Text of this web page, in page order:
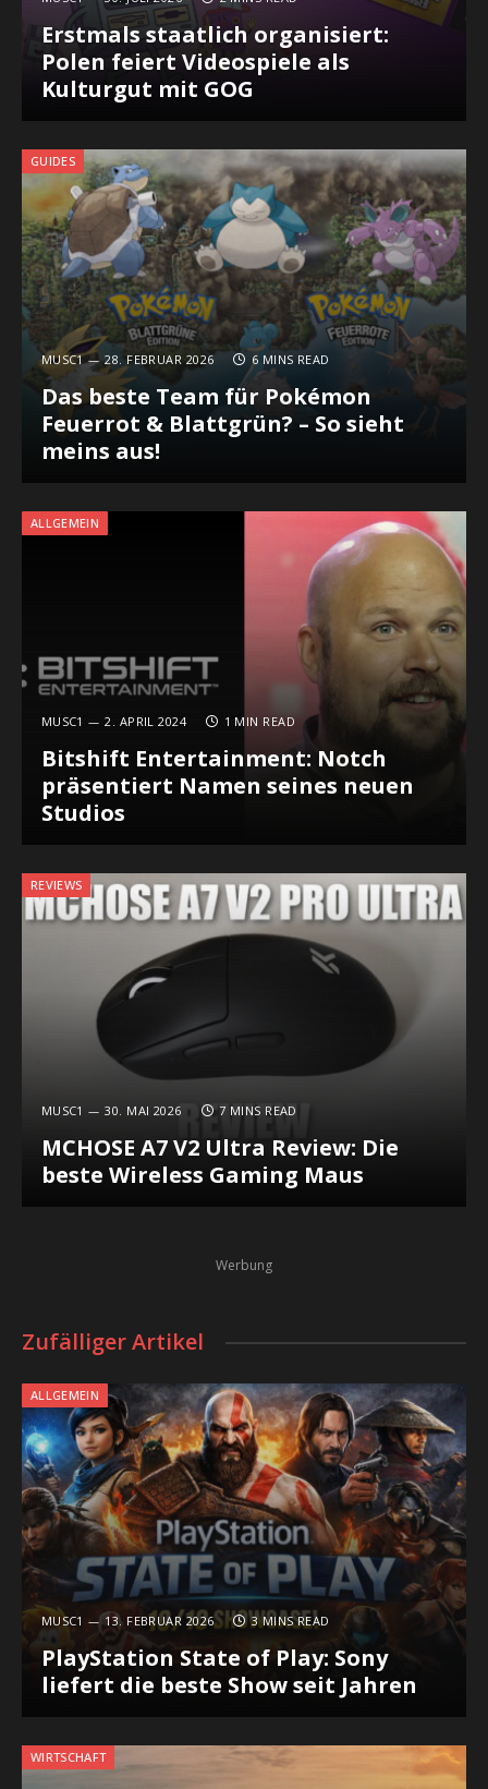
Erstmals staatlich organisiert:
Polen feiert Videospiele als
Kulturgut mit GOG
GUIDES
MUSC1 28. FEBRUAR 2026 6 MINS READ
Das beste Team für Pokémon
Feuerrot & Blattgrün? – So sieht
meins aus!
ALLGEMEIN
MUSC1 2. APRIL 2024 1 MIN READ
Bitshift Entertainment: Notch
präsentiert Namen seines neuen
Studios
REVIEWS
MUSC1 30. MAI 2026 7 MINS READ
MCHOSE A7 V2 Ultra Review: Die
beste Wireless Gaming Maus
Werbung
Zufälliger Artikel
ALLGEMEIN
MUSC1 13. FEBRUAR 2026 3 MINS READ
PlayStation State of Play: Sony
liefert die beste Show seit Jahren
WIRTSCHAFT